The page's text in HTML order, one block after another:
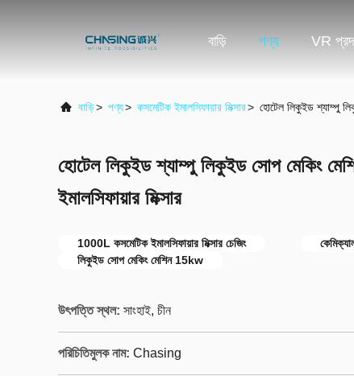
বাড়ি পণ্য VR
বাড়ি> পণ্য> কসমেটিক ইমালসিফায়ার মিক্সার> হোটেল লিকুইড শ্যাম্পু
হোটেল লিকুইড শ্যাম্পু লিকুইড সোপ মেকিং
ইমালসিফায়ার মিক্সার
1000L কসমেটিক ইমালসিফায়ার মিক্সার চেজিং
লিকুইড সোপ মেকিং মেশিন 15kw
উৎপত্তি স্থল: সাংহাই, চীন
পরিচিতিমুলক নাম: Chasing